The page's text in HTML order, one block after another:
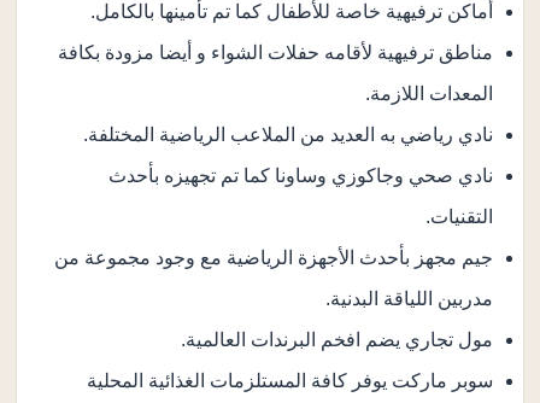
أماكن ترفيهية خاصة للأطفال كما تم تأمينها بالكامل.
مناطق ترفيهية لأقامه حفلات الشواء و أيضا مزودة بكافة
المعدات اللازمة.
نادي رياضي به العديد من الملاعب الرياضية المختلفة.
نادي صحي وجاكوزي وساونا كما تم تجهيزه بأحدث
التقنيات.
جيم مجهز بأحدث الأجهزة الرياضية مع وجود مجموعة من
مدربين اللياقة البدنية.
مول تجاري يضم افخم البرندات العالمية.
سوبر ماركت يوفر كافة المستلزمات الغذائية المحلية